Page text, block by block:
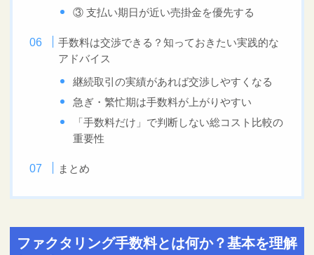
③ 支払い期日が近い売掛金を優先する
手数料は交渉できる？知っておきたい実践的な
アドバイス
継続取引の実績があれば交渉しやすくなる
急ぎ・繁忙期は手数料が上がりやすい
「手数料だけ」で判断しない総コスト比較の
重要性
まとめ
ファクタリング手数料とは何か？基本を理解